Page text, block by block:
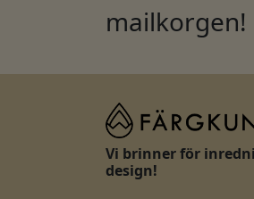
mailkorgen!
Vi brinner för
design!